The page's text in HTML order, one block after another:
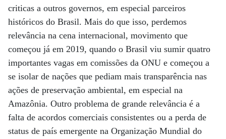
criticas a outros governos, em especial parceiros
históricos do Brasil. Mais do que isso, perdemos
relevância na cena internacional, movimento que
começou já em 2019, quando o Brasil viu sumir quatro
importantes vagas em comissões da ONU e começou a
se isolar de nações que pediam mais transparência nas
ações de preservação ambiental, em especial na
Amazônia. Outro problema de grande relevância é a
falta de acordos comerciais consistentes ou a perda de
status de país emergente na Organização Mundial do